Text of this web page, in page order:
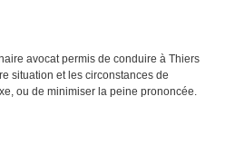
avocat permis de conduire à Thiers
situation et les circonstances de
ou de minimiser la peine prononcée.